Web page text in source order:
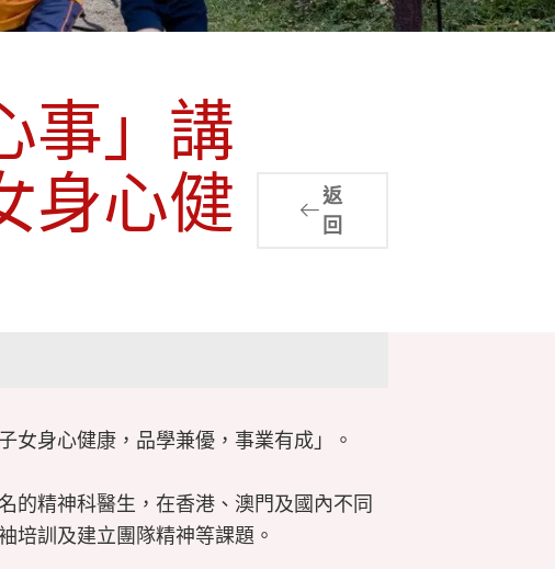
事」講
身心健
返
回
女身心健康，品學兼優，事業有成」。
的精神科醫生，在香港、澳門及國內不同
培訓及建立團隊精神等課題。